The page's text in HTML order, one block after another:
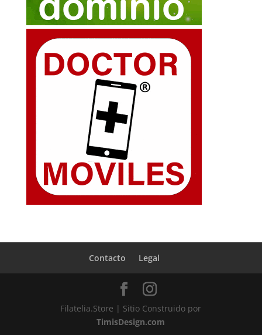
Contacto Legal
Filatelia.Store | Sitio Construido por
TimisDesign.com